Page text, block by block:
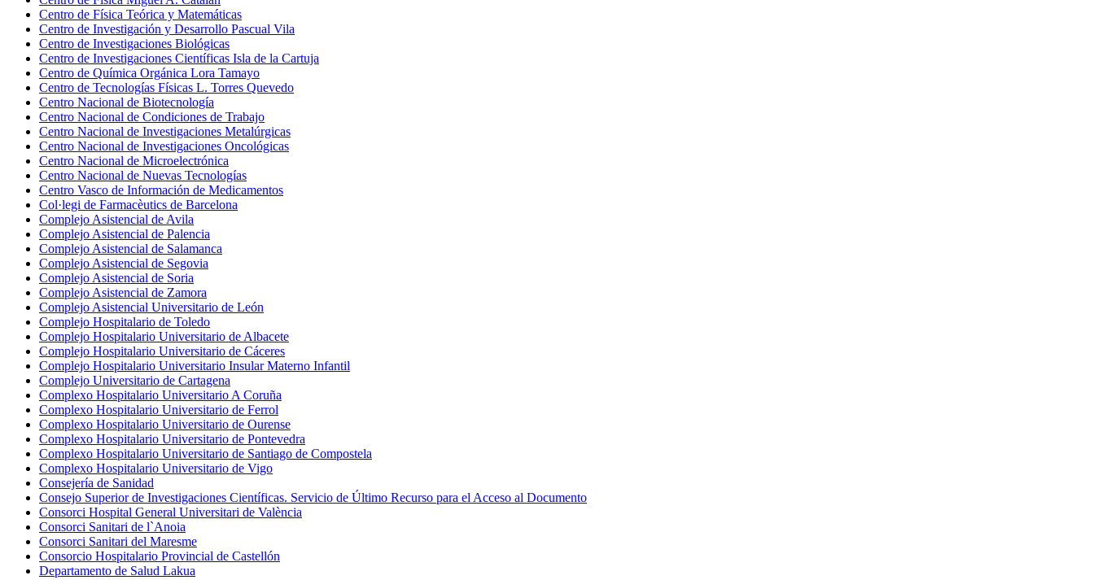
Centro de Física Teórica y Matemáticas
Centro de Investigación y Desarrollo Pascual Vila
Centro de Investigaciones Biológicas
Centro de Investigaciones Científicas Isla de la Cartuja
Centro de Química Orgánica Lora Tamayo
Centro de Tecnologías Físicas L. Torres Quevedo
Centro Nacional de Biotecnología
Centro Nacional de Condiciones de Trabajo
Centro Nacional de Investigaciones Metalúrgicas
Centro Nacional de Investigaciones Oncológicas
Centro Nacional de Microelectrónica
Centro Nacional de Nuevas Tecnologías
Centro Vasco de Información de Medicamentos
Col·legi de Farmacèutics de Barcelona
Complejo Asistencial de Avila
Complejo Asistencial de Palencia
Complejo Asistencial de Salamanca
Complejo Asistencial de Segovia
Complejo Asistencial de Soria
Complejo Asistencial de Zamora
Complejo Asistencial Universitario de León
Complejo Hospitalario de Toledo
Complejo Hospitalario Universitario de Albacete
Complejo Hospitalario Universitario de Cáceres
Complejo Hospitalario Universitario Insular Materno Infantil
Complejo Universitario de Cartagena
Complexo Hospitalario Universitario A Coruña
Complexo Hospitalario Universitario de Ferrol
Complexo Hospitalario Universitario de Ourense
Complexo Hospitalario Universitario de Pontevedra
Complexo Hospitalario Universitario de Santiago de Compostela
Complexo Hospitalario Universitario de Vigo
Consejería de Sanidad
Consejo Superior de Investigaciones Científicas. Servicio de Último Recurso para el Acceso al Documento
Consorci Hospital General Universitari de València
Consorci Sanitari de l`Anoia
Consorci Sanitari del Maresme
Consorcio Hospitalario Provincial de Castellón
Departamento de Salud Lakua